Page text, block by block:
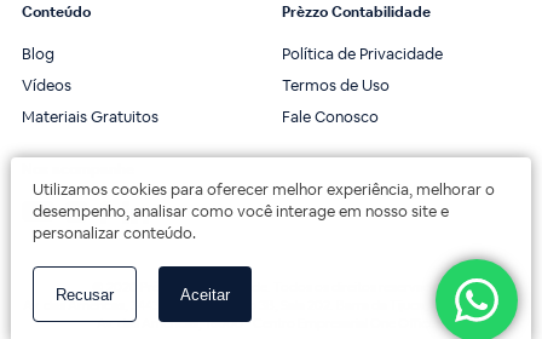
Utilizamos cookies para oferecer melhor experiência, melhorar o
desempenho, analisar como você interage em nosso site e
personalizar conteúdo.
Recusar Aceitar
Conteúdo
Blog
Vídeos
Materiais Gratuitos
Prèzzo Contabilidade
Política de Privacidade
Termos de Uso
Fale Conosco
© 2020 Prèzzo Contabilidade. Todos os direitos reservados.
Av. das Américas, 3443, 2º andar, Bloco 3B, Sala 202. Barra da Tijuca, Rio de Janeiro.
Av. das Américas, 18000 - Centro Empresarial One Offices.